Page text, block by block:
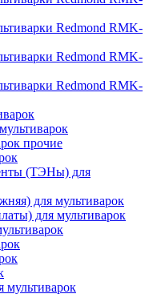
Redmond RMK-
Redmond RMK-
Redmond RMK-
прочие
(ТЭНы) для
для мультиварок
для мультиварок
мультиварок